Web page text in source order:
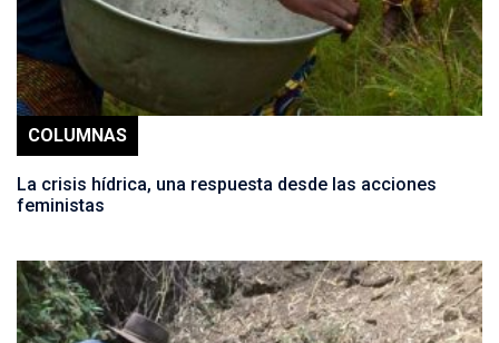
COLUMNAS
La crisis hídrica, una respuesta desde las acciones
feministas